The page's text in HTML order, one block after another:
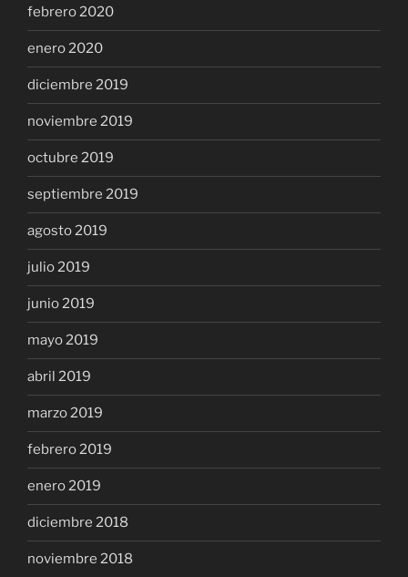
febrero 2020
enero 2020
diciembre 2019
noviembre 2019
octubre 2019
septiembre 2019
agosto 2019
julio 2019
junio 2019
mayo 2019
abril 2019
marzo 2019
febrero 2019
enero 2019
diciembre 2018
noviembre 2018